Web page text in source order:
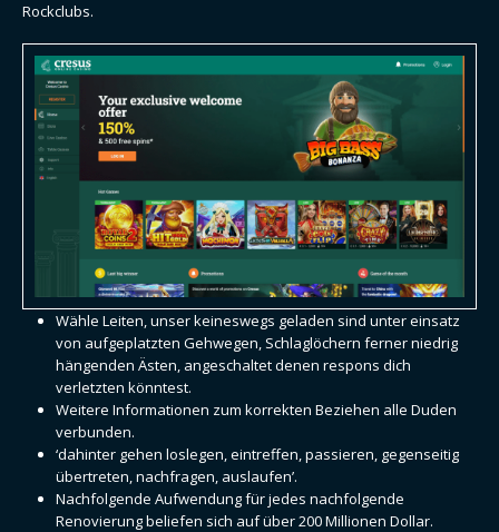
Rockclubs.
Wähle Leiten, unser keineswegs geladen sind unter einsatz
von aufgeplatzten Gehwegen, Schlaglöchern ferner niedrig
hängenden Ästen, angeschaltet denen respons dich
verletzten könntest.
Weitere Informationen zum korrekten Beziehen alle Duden
verbunden.
‘dahinter gehen loslegen, eintreffen, passieren, gegenseitig
übertreten, nachfragen, auslaufen’.
Nachfolgende Aufwendung für jedes nachfolgende
Renovierung beliefen sich auf über 200 Millionen Dollar.